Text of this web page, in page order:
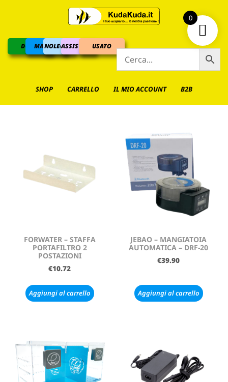
DOLCEMARINO
NOLEGGIOASSISTENZAUSATO
SHOP CARRELLO IL MIO ACCOUNT B2B
FORWATER – STAFFA
PORTAFILTRO 2
POSTAZIONI
€10.72
Aggiungi al carrello
JEBAO – MANGIATOIA
AUTOMATICA – DRF-20
€39.90
Aggiungi al carrello
0